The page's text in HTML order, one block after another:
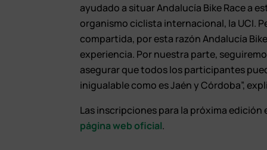
ayudado a situar Andalucía Bike Race a
organismo ciclista internacional, la UCI.
compartida, por esta razón Andalucía
experiencia. Por nuestra parte,
asegurar que todos los participantes
inigualable como es Jaén y Córdoba”,
Las inscripciones para la próxima
página web oficial.